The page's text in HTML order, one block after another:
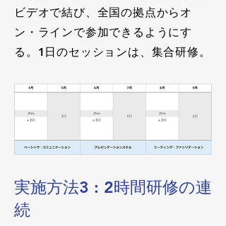
ビデオで結び、全国の拠点からオ
ン・ラインで参加できるようにす
る。1日のセッションは、集合研修。
実施方法3 : 2時間研修の連
続